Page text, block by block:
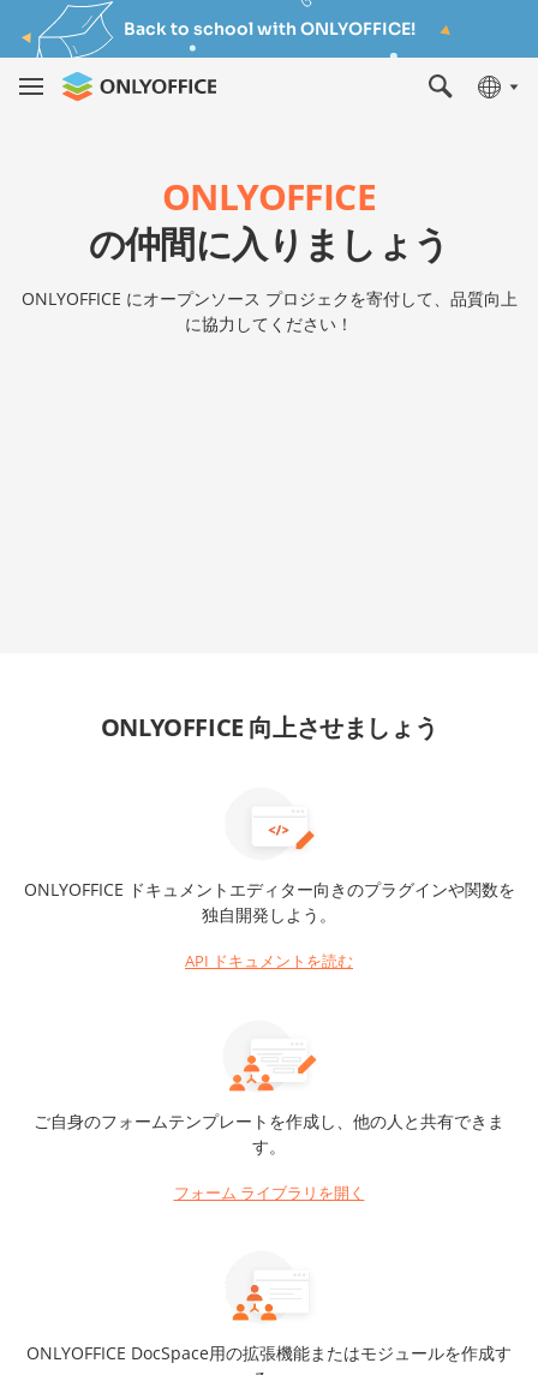
Back to school with ONLYOFFICE!
ONLYOFFICE
の仲間に入りましょう
ONLYOFFICE にオープンソース プロジェクを寄付して、品質向上
に協力してください！
ONLYOFFICE 向上させましょう
ONLYOFFICE ドキュメントエディター向きのプラグインや関数を
独自開発しよう。
API ドキュメントを読む
ご自身のフォームテンプレートを作成し、他の人と共有できま
す。
フォーム ライブラリを開く
ONLYOFFICE DocSpace用の拡張機能またはモジュールを作成す